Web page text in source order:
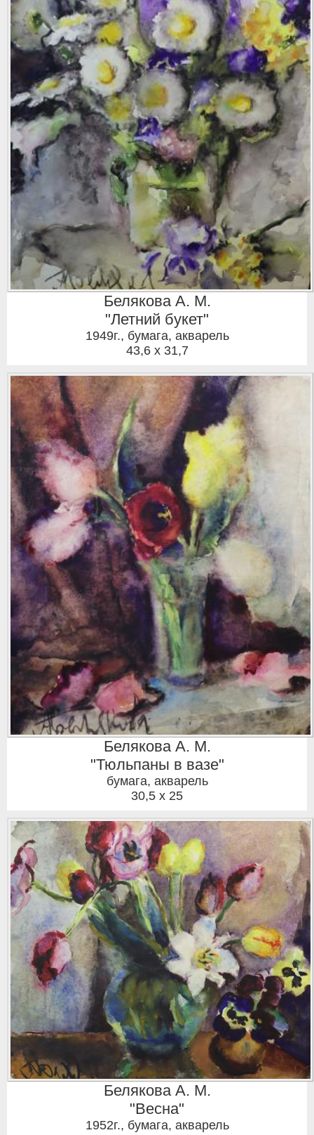
Белякова А. М.
"Летний букет"
1949г., бумага, акварель
43,6 x 31,7
Белякова А. М.
"Тюльпаны в вазе"
бумага, акварель
30,5 x 25
Белякова А. М.
"Весна"
1952г., бумага, акварель